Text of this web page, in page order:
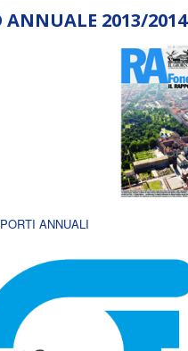
ANNUALE 2013/2014
ANNUALI